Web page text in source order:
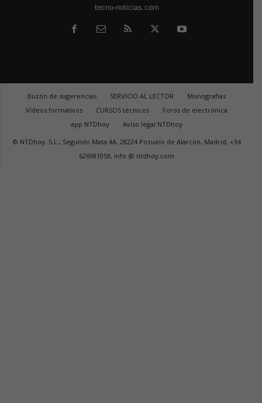
tecno-noticias.com
Buzón de sugerencias SERVICIO AL LECTOR
Monografías
Vídeos formativos
CURSOS técnicos
Foros de electrónica
app NTDhoy
Aviso legal NTDhoy
© NTDhoy, S.L., Segundo Mata 4A, 28224 Pozuelo de Alarcón, Madrid, +34
626981059, info @ ntdhoy.com